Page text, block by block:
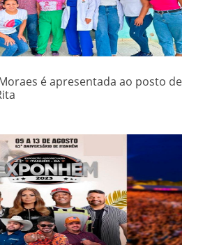
é apresentada ao posto de